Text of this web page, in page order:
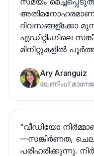
ദിവസങ്ങള്ക്കോ
എഡിറ്റിംഗിലെ
മിനിറ്റുകളിൽ
Ary Aranguiz
ലേണിംഗ്
“വീഡിയോ
—സങ്കീര്‍ണത,
പരിഹരിക്കുന്നു.